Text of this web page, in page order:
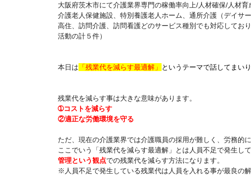
大阪府茨木市にて介護業界専門の稼働率向上/人材確保/人材
介護老人保健施設、特別養護老人ホーム、通所介護（デイサ
高住、訪問介護、訪問看護どのサービス種別でも対応してお
活動の計５件）
本日は 「残業代を減らす最適解」 というテーマで話してまい
残業代を減らす事は大きな意味があります。
➀コストを減らす
②適正な労働環境を守る
ただ、現在の介護業界では介護職員の採用が難しく、労務的に
ここでいう「残業代を減らす最適解」とは人員不足で発生し
管理という観点での残業代を減らす方法になります。
※人員不足で発生している残業代は人員を入れる事が最良の解